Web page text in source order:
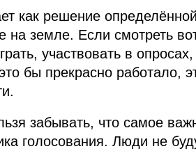
как решение
на земле. Если смотреть
участвовать в
бы прекрасно работало,
забывать, что самое
голосования. Люди не